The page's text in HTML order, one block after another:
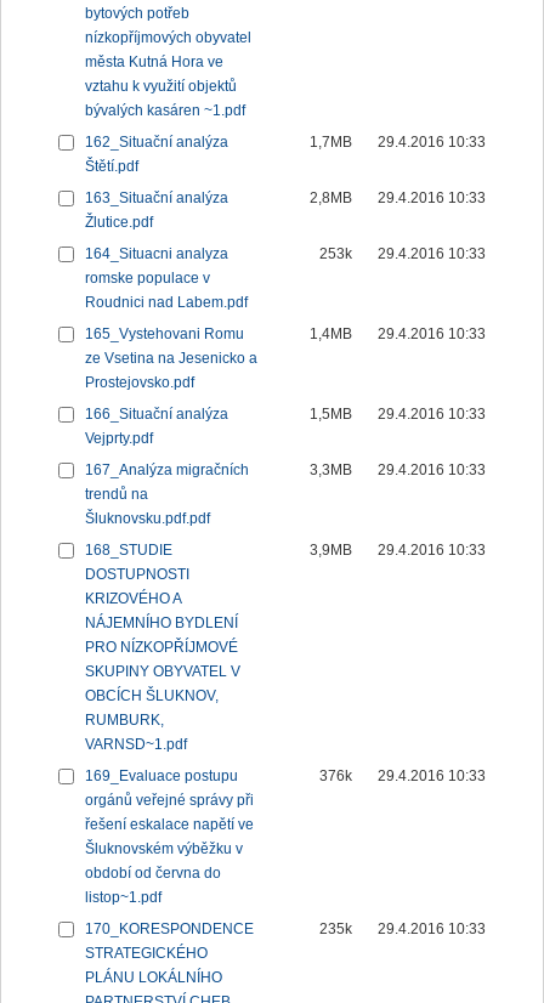
bytových potřeb
nízkopříjmových obyvatel
města Kutná Hora ve
vztahu k využití objektů
bývalých kasáren ~1.pdf
162_Situační analýza
Štětí.pdf
1,7MB 29.4.2016 10:33
163_Situační analýza
Žlutice.pdf
2,8MB 29.4.2016 10:33
164_Situacni analyza
romske populace v
Roudnici nad Labem.pdf
253k 29.4.2016 10:33
165_Vystehovani Romu
ze Vsetina na Jesenicko a
Prostejovsko.pdf
1,4MB 29.4.2016 10:33
166_Situační analýza
Vejprty.pdf
1,5MB 29.4.2016 10:33
167_Analýza migračních
trendů na
Šluknovsku.pdf.pdf
3,3MB 29.4.2016 10:33
168_STUDIE
DOSTUPNOSTI
KRIZOVÉHO A
NÁJEMNÍHO BYDLENÍ
PRO NÍZKOPŘÍJMOVÉ
SKUPINY OBYVATEL V
OBCÍCH ŠLUKNOV,
RUMBURK,
VARNSD~1.pdf
3,9MB 29.4.2016 10:33
169_Evaluace postupu
orgánů veřejné správy při
řešení eskalace napětí ve
Šluknovském výběžku v
období od června do
listop~1.pdf
376k 29.4.2016 10:33
170_KORESPONDENCE
STRATEGICKÉHO
PLÁNU LOKÁLNÍHO
235k 29.4.2016 10:33